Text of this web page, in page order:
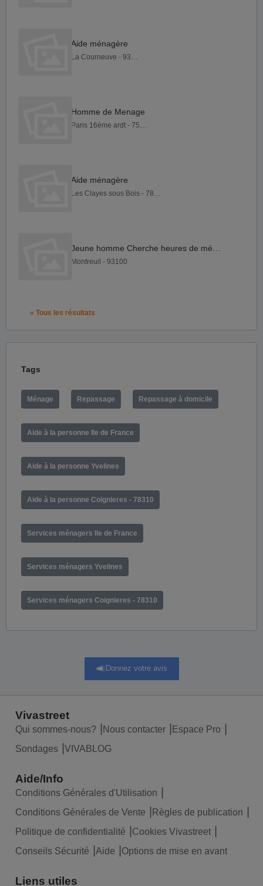
Aide ménagère
La Courneuve - 93120
Homme de Menage
Paris 16ème ardt - 75016
Aide ménagère
Les Clayes sous Bois - 78340
Montreuil - 93100
« Tous les résultats
Tags
Ménage Repassage Repassage à domicile
Aide à la personne Ile de France
Aide à la personne Yvelines
Aide à la personne Coignieres - 78310
Services ménagers Ile de France
Services ménagers Yvelines
Services ménagers Coignieres - 78310
Donnez votre avis
Vivastreet
Qui sommes-nous? Nous contacter
Espace Pro
Sondages
VIVABLOG
Aide/Info
Conditions Générales d'Utilisation
Conditions Générales de Vente
Règles de publication
Politique de confidentialité
Cookies Vivastreet
Conseils Sécurité
Aide Options de mise en avant
Liens utiles